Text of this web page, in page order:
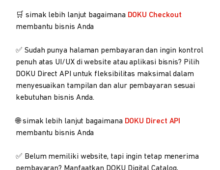
🛒 simak lebih lanjut bagaimana DOKU Checkout
membantu bisnis Anda
✅ Sudah punya halaman pembayaran dan ingin kontrol
penuh atas UI/UX di website atau aplikasi bisnis? Pilih
DOKU Direct API untuk fleksibilitas maksimal dalam
menyesuaikan tampilan dan alur pembayaran sesuai
kebutuhan bisnis Anda.
🌐 simak lebih lanjut bagaimana DOKU Direct API
membantu bisnis Anda
✅ Belum memiliki website, tapi ingin tetap menerima